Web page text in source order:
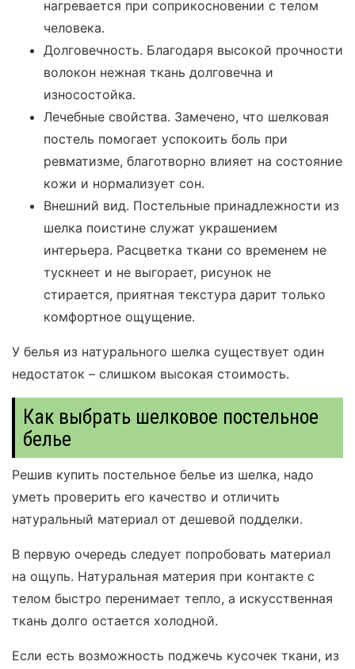
нагревается при соприкосновении с телом
человека.
Долговечность. Благодаря высокой прочности
волокон нежная ткань долговечна и
износостойка.
Лечебные свойства. Замечено, что шелковая
постель помогает успокоить боль при
ревматизме, благотворно влияет на состояние
кожи и нормализует сон.
Внешний вид. Постельные принадлежности из
шелка поистине служат украшением
интерьера. Расцветка ткани со временем не
тускнеет и не выгорает, рисунок не
стирается, приятная текстура дарит только
комфортное ощущение.
У белья из натурального шелка существует один
недостаток – слишком высокая стоимость.
Как выбрать шелковое постельное
белье
Решив купить постельное белье из шелка, надо
уметь проверить его качество и отличить
натуральный материал от дешевой подделки.
В первую очередь следует попробовать материал
на ощупь. Натуральная материя при контакте с
телом быстро перенимает тепло, а искусственная
ткань долго остается холодной.
Если есть возможность поджечь кусочек ткани, из